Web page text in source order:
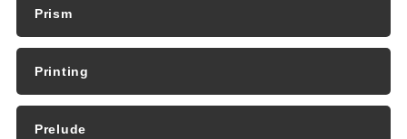
Prism
Printing
Prelude